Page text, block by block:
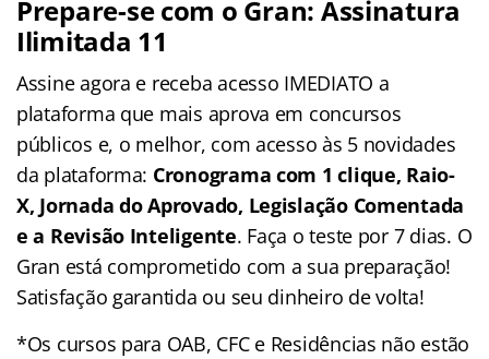
Prepare-se com o Gran: Assinatura
Ilimitada 11
Assine agora e receba acesso IMEDIATO a
plataforma que mais aprova em concursos
públicos e, o melhor, com acesso às 5 novidades
da plataforma: Cronograma com 1 clique, Raio-
X, Jornada do Aprovado, Legislação Comentada
e a Revisão Inteligente. Faça o teste por 7 dias. O
Gran está comprometido com a sua preparação!
Satisfação garantida ou seu dinheiro de volta!
*Os cursos para OAB, CFC e Residências não estão